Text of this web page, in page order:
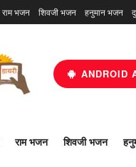
राम भजन शिवजी भजन हनुमान भजन
ANDROID
राम भजन शिवजी भजन